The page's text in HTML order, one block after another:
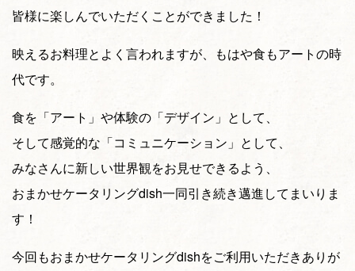
皆様に楽しんでいただくことができました！
映えるお料理とよく言われますが、もはや食もアートの時
代です。
食を「アート」や体験の「デザイン」として、
そして感覚的な「コミュニケーション」として、
みなさんに新しい世界観をお見せできるよう、
おまかせケータリングdish一同引き続き邁進してまいりま
す！
今回もおまかせケータリングdishをご利用いただきありが